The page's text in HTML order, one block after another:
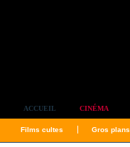
ACCUEIL CINÉMA
Films cultes Gros plans